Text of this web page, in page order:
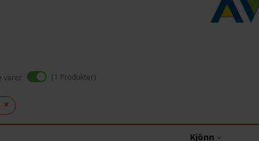
varer 1 Produkter
Kjönn